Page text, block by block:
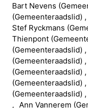
Bart Nevens (
(Gemeenteraadslid)
Stef Ryckmans (
Thienpont (
(Gemeenteraadslid)
(Gemeenteraadslid)
(Gemeenteraadslid)
(Gemeenteraadslid)
(Gemeenteraadslid)
Ann Vannerem (